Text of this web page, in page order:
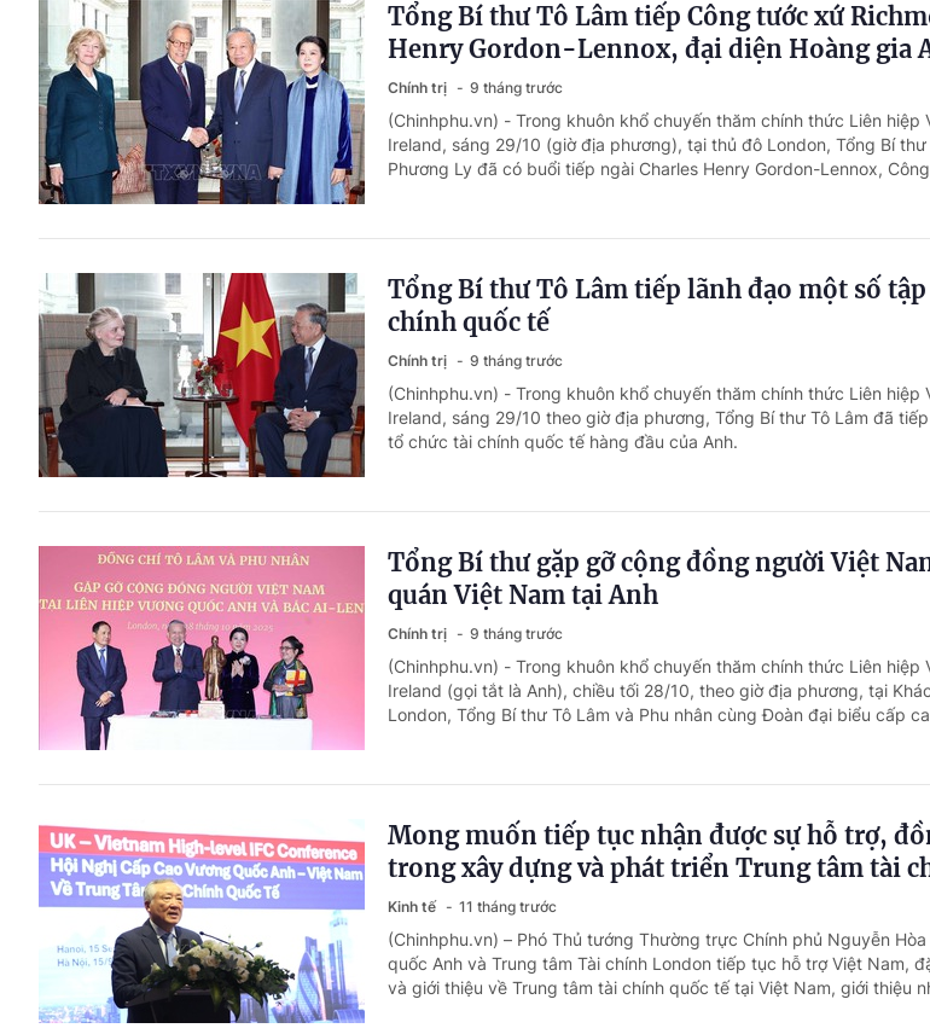
Tổng Bí thư Tô Lâm tiếp Công tước xứ
Henry Gordon-Lennox, đại diện Hoàng gia
Chính trị 9 tháng trước
(Chinhphu.vn) - Trong khuôn khổ chuyến thăm chính thức Liên hiệp
Ireland, sáng 29/10 (giờ địa phương), tại thủ đô London, Tổng Bí
Phương Ly đã có buổi tiếp ngài Charles Henry Gordon-Lennox,
Tổng Bí thư Tô Lâm tiếp lãnh đạo một số
chính quốc tế
Chính trị 9 tháng trước
(Chinhphu.vn) - Trong khuôn khổ chuyến thăm chính thức Liên hiệp
Ireland, sáng 29/10 theo giờ địa phương, Tổng Bí thư Tô Lâm đã
tổ chức tài chính quốc tế hàng đầu của Anh.
Tổng Bí thư gặp gỡ cộng đồng người Việt
quán Việt Nam tại Anh
Chính trị 9 tháng trước
(Chinhphu.vn) - Trong khuôn khổ chuyến thăm chính thức Liên hiệp
Ireland (gọi tắt là Anh), chiều tối 28/10, theo giờ địa phương, tại
London, Tổng Bí thư Tô Lâm và Phu nhân cùng Đoàn đại biểu cấp
Mong muốn tiếp tục nhận được sự hỗ trợ,
trong xây dựng và phát triển Trung tâm tài
Kinh tế 11 tháng trước
(Chinhphu.vn) – Phó Thủ tướng Thường trực Chính phủ Nguyễn
quốc Anh và Trung tâm Tài chính London tiếp tục hỗ trợ Việt Nam,
và giới thiệu về Trung tâm tài chính quốc tế tại Việt Nam, giới thiệu